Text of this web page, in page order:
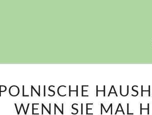
POLNISCHE
WENN SIE MAL